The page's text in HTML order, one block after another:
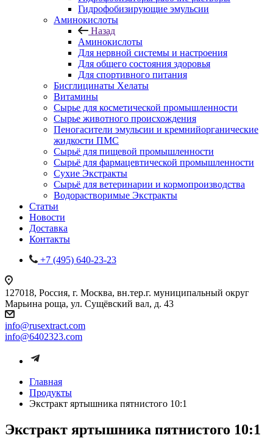
Гидрофобизирующие эмульсии
Аминокислоты
Назад
Аминокислоты
Для нервной системы и настроения
Для общего состояния здоровья
Для спортивного питания
Бисглицинаты Хелаты
Витамины
Сырье для косметической промышленности
Сырье животного происхождения
Пеногасители эмульсии и кремнийорганические
жидкости ПМС
Сырьё для пищевой промышленности
Сырьё для фармацевтической промышленности
Сухие Экстракты
Сырьё для ветеринарии и кормопроизводства
Водорастворимые Экстракты
Статьи
Новости
Доставка
Контакты
+7 (495) 640-23-23
127018, Россия, г. Москва, вн.тер.г. муниципальный округ
Марьина роща, ул. Сущёвский вал, д. 43
info@rusextract.com
info@6402323.com
Главная
Продукты
Экстракт яртышника пятнистого 10:1
Экстракт яртышника пятнистого 10:1